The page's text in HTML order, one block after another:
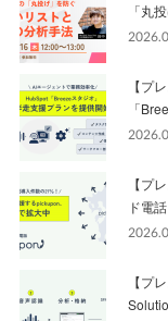
「丸
【プ
「
【プ
ド電
【プ